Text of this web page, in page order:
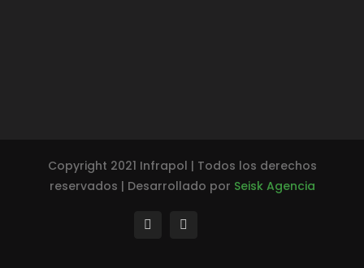
Copyright 2021 Infrapol | Todos los derechos
reservados | Desarrollado por Seisk Agencia
facebook